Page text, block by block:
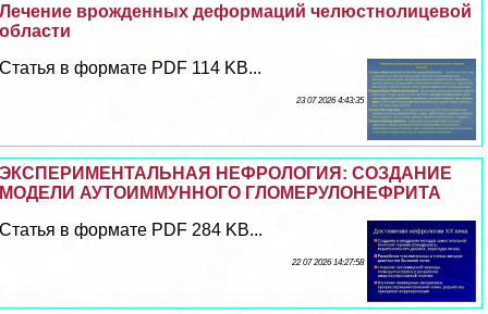
Лечение врожденных деформаций челюстнолицевой
области
Статья в формате PDF 114 KB...
23 07 2026 4:43:35
ЭКСПЕРИМЕНТАЛЬНАЯ НЕФРОЛОГИЯ: СОЗДАНИЕ
МОДЕЛИ АУТОИММУННОГО ГЛОМЕРУЛОНЕФРИТА
Статья в формате PDF 284 KB...
22 07 2026 14:27:58